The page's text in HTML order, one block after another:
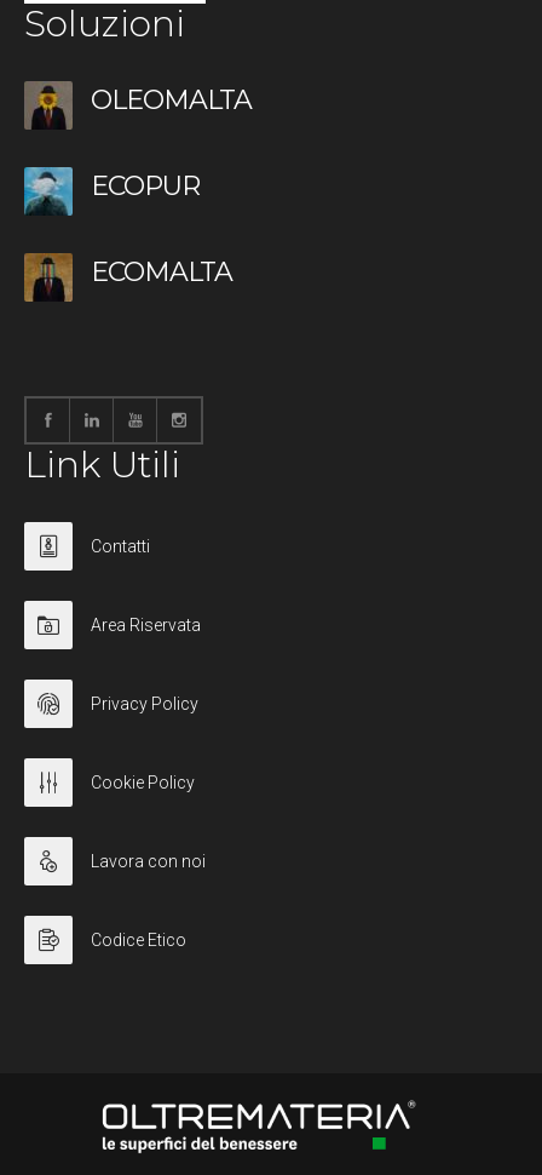
Soluzioni
OLEOMALTA
ECOPUR
ECOMALTA
Link Utili
Contatti
Area Riservata
Privacy Policy
Cookie Policy
Lavora con noi
Codice Etico